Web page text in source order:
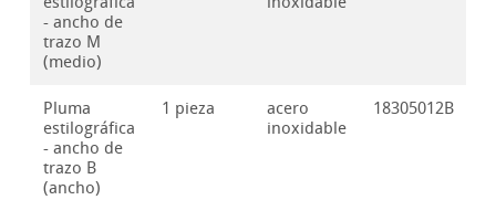
- ancho de
trazo M
(medio)
Pluma
estilográfica
- ancho de
trazo B
(ancho)
1 pieza
acero
inoxidable
18305012B